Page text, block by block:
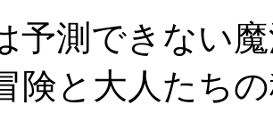
予測できない
険と大人たち